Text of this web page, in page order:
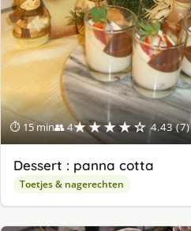
⏱ 15 min👥 4★★★★☆ 4.43 (7)
Dessert : panna cotta
Toetjes & nagerechten